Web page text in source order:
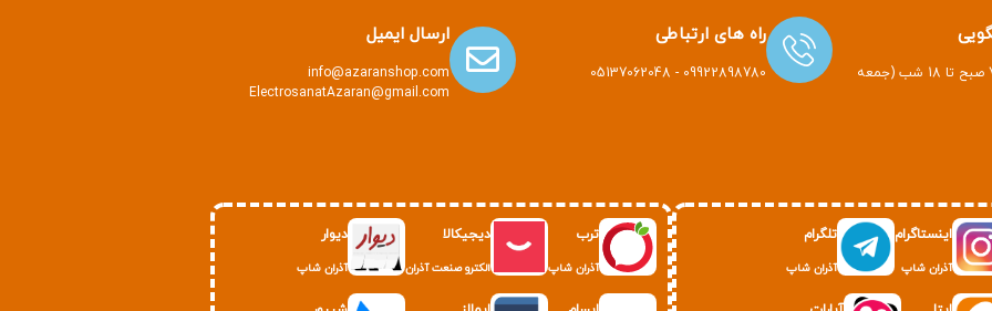
هر روز هفته از 7 صبح تا 18 شب (جمعه
راه های ارتباطی
09922898780 - 05137062048
ارسال ایمیل
info@azaranshop.com
ElectrosanatAzaran@gmail.com
اینستاگرام
آذران شاپ
تلگرام
آذران شاپ
ترب
آذران شاپ
دیجیکالا
الکترو صنعت آذران
دیوار
آذران شاپ